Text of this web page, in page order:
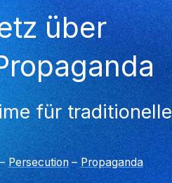
über
für traditionelle
– Persecution – Propaganda